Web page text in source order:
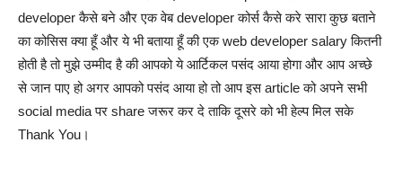
developer कैसे बने और एक वेब developer कोर्स कैसे करे सारा कुछ बताने
का कोसिस क्या हूँ और ये भी बताया हूँ की एक web developer salary कितनी
होती है तो मुझे उम्मीद है की आपको ये आर्टिकल पसंद आया होगा और आप अच्छे
से जान पाए हो अगर आपको पसंद आया हो तो आप इस article को अपने सभी
social media पर share जरूर कर दे ताकि दूसरे को भी हेल्प मिल सके
Thank You।